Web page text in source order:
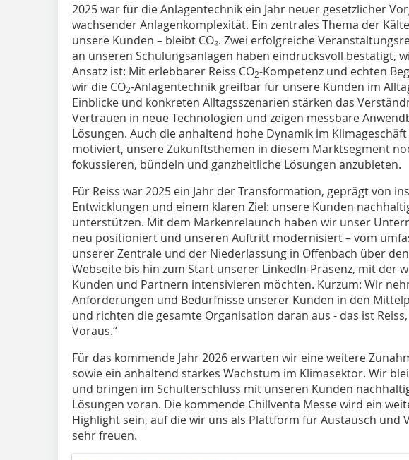
2025 war für die Anlagentechnik ein Jahr neuer gesetzlicher
wachsender Anlagenkomplexität. Ein zentrales Thema der
unsere Kunden – bleibt CO₂. Zwei erfolgreiche
an unseren Schulungsanlagen haben eindrucksvoll bestätigt,
Ansatz ist: Mit erlebbarer Reiss CO2-Kompetenz und echten
wir die CO2-Anlagentechnik greifbar für unsere Kunden im
Einblicke und konkreten Alltagsszenarien stärken das
Vertrauen in neue Technologien und zeigen messbare
Lösungen. Auch die anhaltend hohe Dynamik im
motiviert, unsere Zukunftsthemen in diesem Marktsegment
fokussieren, bündeln und ganzheitliche Lösungen anzubieten.
Für Reiss war 2025 ein Jahr der Transformation, geprägt von
Entwicklungen und einem klaren Ziel: unsere Kunden
unterstützen. Mit dem Markenrelaunch haben wir unser
neu positioniert und unseren Auftritt modernisiert – vom
unserer Zen­trale und der Niederlassung in Offenbach über
Webseite bis hin zum Start unserer LinkedIn-Präsenz, mit der
Kunden und Partnern intensivieren möchten. Kurzum: Wir
Anforderungen und Bedürfnisse unserer Kunden in den
und richten die gesamte Organisation daran aus - das ist Reiss,
Voraus.“
Für das kommende Jahr 2026 erwarten wir eine weitere
sowie ein anhaltend starkes Wachstum im Klimasektor. Wir
und bringen im Schulterschluss mit unseren Kunden
Lösungen voran. Die kommende Chillventa Messe wird ein
Highlight sein, auf die wir uns als Plattform für Austausch und
sehr freuen.